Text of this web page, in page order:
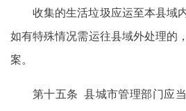
收集的生活垃圾应运至本县域
如有特殊情况需运往县域外处理的
案。
第十五条 县城市管理部门应